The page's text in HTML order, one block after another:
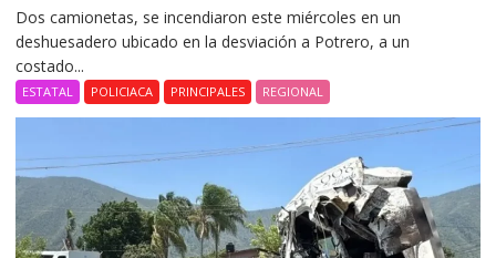
Dos camionetas, se incendiaron este miércoles en un
deshuesadero ubicado en la desviación a Potrero, a un
costado...
ESTATAL POLICIACA PRINCIPALES REGIONAL